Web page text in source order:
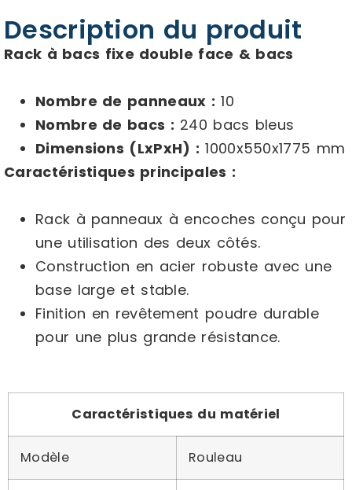
Description du produit
Rack à bacs fixe double face & bacs
Nombre de panneaux : 10
Nombre de bacs : 240 bacs bleus
Dimensions (LxPxH) : 1000x550x1775 mm
Caractéristiques principales :
Rack à panneaux à encoches conçu pour
une utilisation des deux côtés.
Construction en acier robuste avec une
base large et stable.
Finition en revêtement poudre durable
pour une plus grande résistance.
Caractéristiques du matériel
Modèle Rouleau